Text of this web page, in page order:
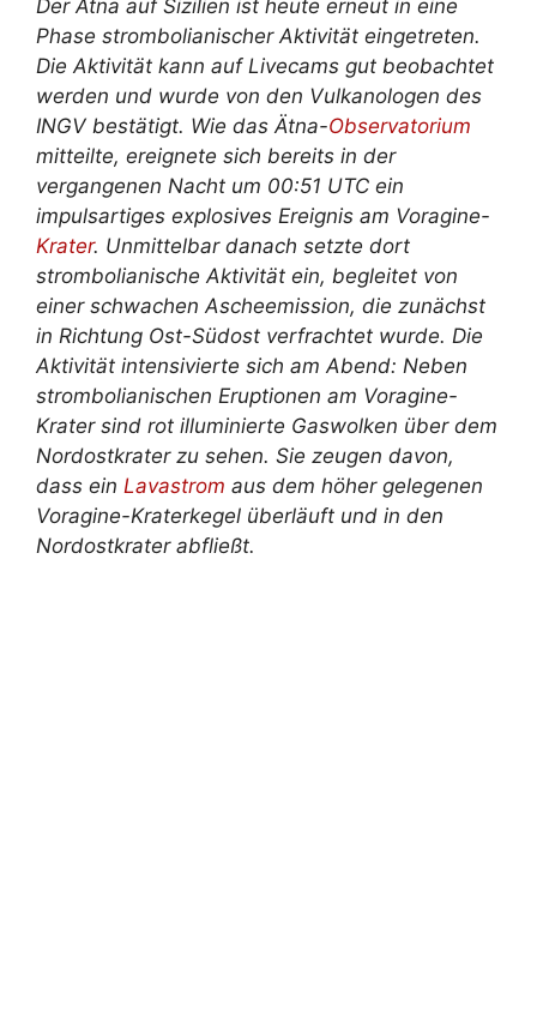
Der Ätna auf Sizilien ist heute erneut in eine
Phase strombolianischer Aktivität eingetreten.
Die Aktivität kann auf Livecams gut beobachtet
werden und wurde von den Vulkanologen des
INGV bestätigt. Wie das Ätna-Observatorium
mitteilte, ereignete sich bereits in der
vergangenen Nacht um 00:51 UTC ein
impulsartiges explosives Ereignis am Voragine-
Krater. Unmittelbar danach setzte dort
strombolianische Aktivität ein, begleitet von
einer schwachen Ascheemission, die zunächst
in Richtung Ost-Südost verfrachtet wurde. Die
Aktivität intensivierte sich am Abend: Neben
strombolianischen Eruptionen am Voragine-
Krater sind rot illuminierte Gaswolken über dem
Nordostkrater zu sehen. Sie zeugen davon,
dass ein Lavastrom aus dem höher gelegenen
Voragine-Kraterkegel überläuft und in den
Nordostkrater abfließt.